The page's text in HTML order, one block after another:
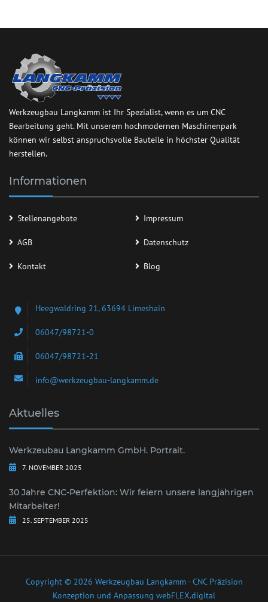
Werkzeugbau Langkamm ist Ihr Spezialist, wenn es um CNC
Bearbeitung geht. Mit unserem hochmodernen Maschinenpark
können wir selbst anspruchsvolle Bauteile in höchster Qualität
herstellen.
Informationen
Stellenangebote Impressum
AGB Datenschutz
Kontakt Blog
Heegwaldring 21, 63694 Limeshain
06047/98721-0
06047/98721-21
info@werkzeugbau-langkamm.de
Aktuelles
Werkzeubau Langkamm GmbH. Portrait.
7. NOVEMBER 2025
30 Jahre CNC-Perfektion: Wir feiern unsere langjährigen
Mitarbeiter!
25. SEPTEMBER 2025
Copyright © 2026 Werkzeugbau Langkamm - CNC Präzision
Konzeption und Anpassung webFLEX.digital